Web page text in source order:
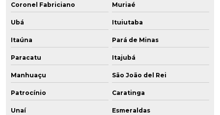
Coronel Fabriciano Muriaé
Ubá Ituiutaba
Itaúna Pará de Minas
Paracatu Itajubá
Manhuaçu São João del Rei
Patrocínio Caratinga
Unaí Esmeraldas